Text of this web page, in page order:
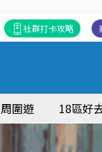
社群打卡攻略
周圍遊 18區好